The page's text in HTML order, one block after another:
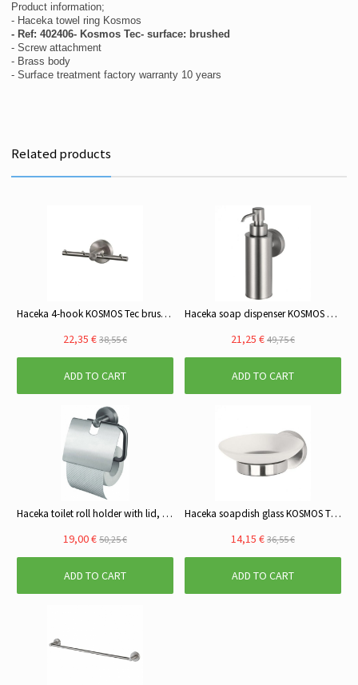
Product information;
- Haceka towel ring Kosmos
- Ref: 402406- Kosmos Tec- surface: brushed
- Screw attachment
- Brass body
- Surface treatment factory warranty 10 years
Related products
Haceka 4-hook KOSMOS Tec brushed steel
22,35 € 38,55 €
ADD TO CART
Haceka soap dispenser KOSMOS Tec, brushed steel
21,25 € 49,75 €
ADD TO CART
Haceka toilet roll holder with lid, KOSMOS Tec, brushed
19,00 € 50,25 €
ADD TO CART
Haceka soapdish glass KOSMOS TEC brushed steel look
14,15 € 36,55 €
ADD TO CART